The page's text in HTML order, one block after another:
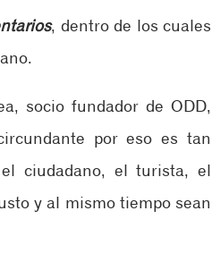
, dentro de los cuales
socio fundador de ODD,
por eso es tan
ciudadano, el turista, el
y al mismo tiempo sean